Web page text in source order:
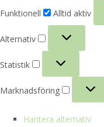
Funktionell
Alltid aktiv
Alternativ
Statistik
Marknadsföring
Hantera alternativ